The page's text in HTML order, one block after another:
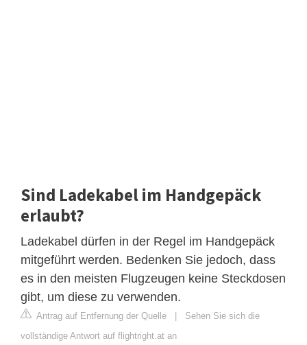
Sind Ladekabel im Handgepäck
erlaubt?
Ladekabel dürfen in der Regel im Handgepäck
mitgeführt werden. Bedenken Sie jedoch, dass
es in den meisten Flugzeugen keine Steckdosen
gibt, um diese zu verwenden.
Antrag auf Entfernung der Quelle | Sehen Sie sich die
vollständige Antwort auf flightright.at an